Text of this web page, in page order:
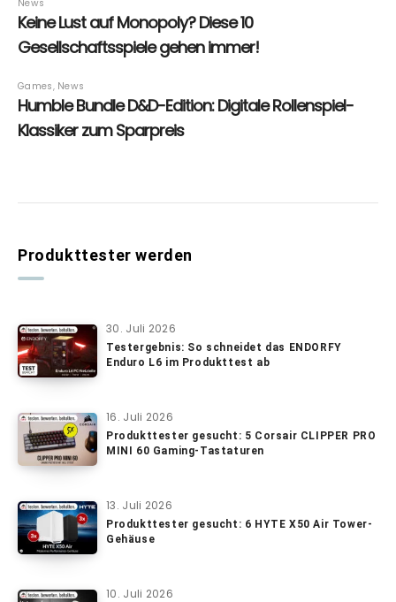
Produkttester werden
30. Juli 2026
Testergebnis: So schneidet das ENDORFY
Enduro L6 im Produkttest ab
16. Juli 2026
Produkttester gesucht: 5 Corsair CLIPPER PRO
MINI 60 Gaming-Tastaturen
13. Juli 2026
Produkttester gesucht: 6 HYTE X50 Air Tower-
Gehäuse
10. Juli 2026